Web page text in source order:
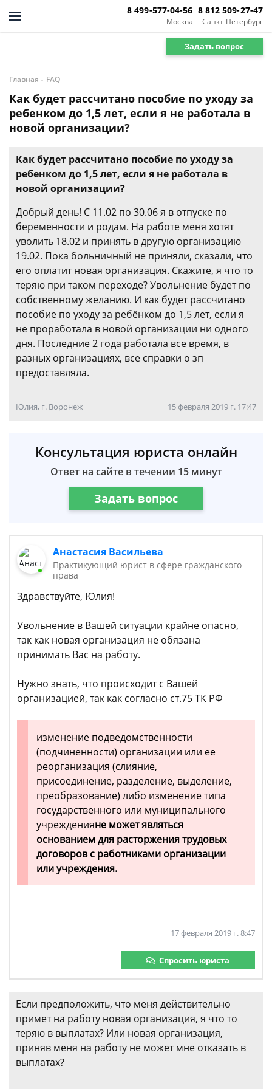
Москва
8 499-577-04-56
Санкт-Петербург
8 812 509-27-47
Задать вопрос
Главная - FAQ
Как будет рассчитано пособие по уходу за
ребенком до 1,5 лет, если я не работала в
новой организации?
Как будет рассчитано пособие по уходу за
ребенком до 1,5 лет, если я не работала в
новой организации?
Добрый день! С 11.02 по 30.06 я в отпуске по
беременности и родам. На работе меня хотят
уволить 18.02 и принять в другую организацию
19.02. Пока больничный не приняли, сказали, что
его оплатит новая организация. Скажите, я что то
теряю при таком переходе? Увольнение будет по
собственному желанию. И как будет рассчитано
пособие по уходу за ребёнком до 1,5 лет, если я
не проработала в новой организации ни одного
дня. Последние 2 года работала все время, в
разных организациях, все справки о зп
предоставляла.
Юлия, г. Воронеж 15 февраля 2019 г. 17:47
Консультация юриста онлайн
Ответ на сайте в течении 15 минут
Задать вопрос
Анастасия Васильева
Практикующий юрист в сфере гражданского
права
Здравствуйте, Юлия!
Увольнение в Вашей ситуации крайне опасно,
так как новая организация не обязана
принимать Вас на работу.
Нужно знать, что происходит с Вашей
организацией, так как согласно ст.75 ТК РФ
изменение подведомственности
(подчиненности) организации или ее
реорганизация (слияние,
присоединение, разделение, выделение,
преобразование) либо изменение типа
государственного или муниципального
учрежденияне может являться
основанием для расторжения трудовых
договоров с работниками организации
или учреждения.
17 февраля 2019 г. 8:47
Спросить юриста
Если предположить, что меня действительно
примет на работу новая организация, я что то
теряю в выплатах? Или новая организация,
приняв меня на работу не может мне отказать в
выплатах?